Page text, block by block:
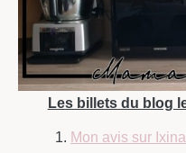
Les billets du blog
Mon avis sur